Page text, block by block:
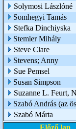
Solymosi Lászlóné
Somhegyi Tamás
Stefka Dinchiyska
Stemler Mihály
Steve Clare
Stevens; Anny
Sue Pemsel
Susan Simpson
Suzanne L. Feurt,
Szabó András (az
Szabó Márta
Előző lap